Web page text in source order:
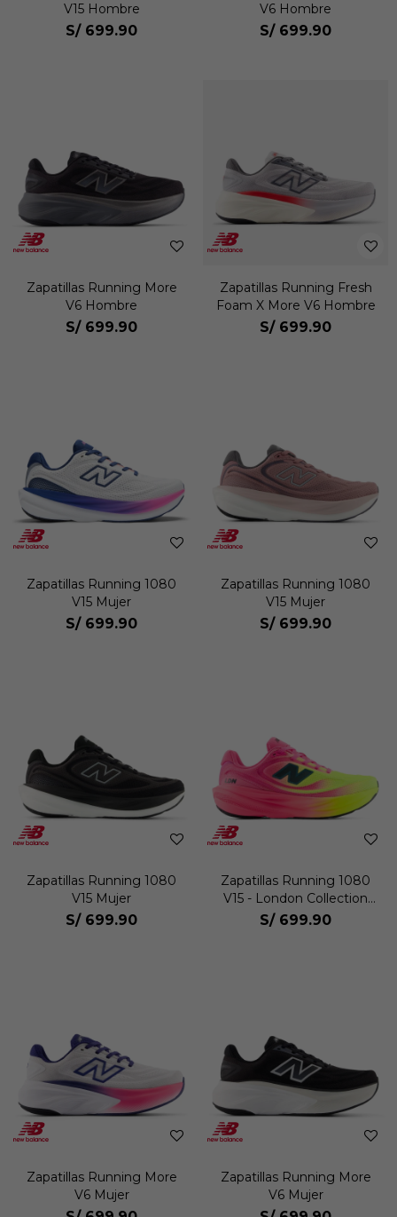
V15 Hombre
S/ 699.90
V6 Hombre
S/ 699.90
Zapatillas Running More
V6 Hombre
S/ 699.90
Zapatillas Running Fresh
Foam X More V6 Hombre
S/ 699.90
Zapatillas Running 1080
V15 Mujer
S/ 699.90
Zapatillas Running 1080
V15 Mujer
S/ 699.90
Zapatillas Running 1080
V15 Mujer
S/ 699.90
Zapatillas Running 1080
V15 - London Collection
Mujer
S/ 699.90
Zapatillas Running More
V6 Mujer
Zapatillas Running More
V6 Mujer